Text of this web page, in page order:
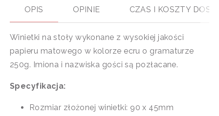
OPIS OPINIE CZAS I KOSZTY
Winietki na stoły wykonane z wysokiej jakości
papieru matowego w kolorze ecru o gramaturze
250g. Imiona i nazwiska gości są pozłacane.
Specyfikacja:
Rozmiar złożonej winietki: 90 x 45mm